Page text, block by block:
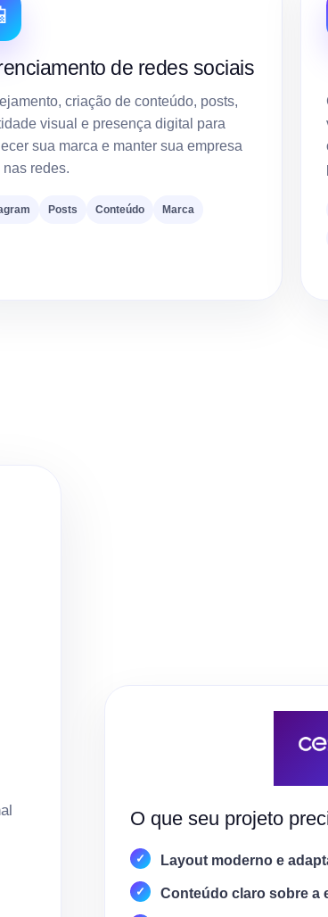
de redes sociais
criação de conteúdo, posts,
visual e presença digital para
sua marca e manter sua empresa
nas redes.
Posts Conteúdo Marca
O que seu projeto
Layout moderno e
Conteúdo claro sobre a